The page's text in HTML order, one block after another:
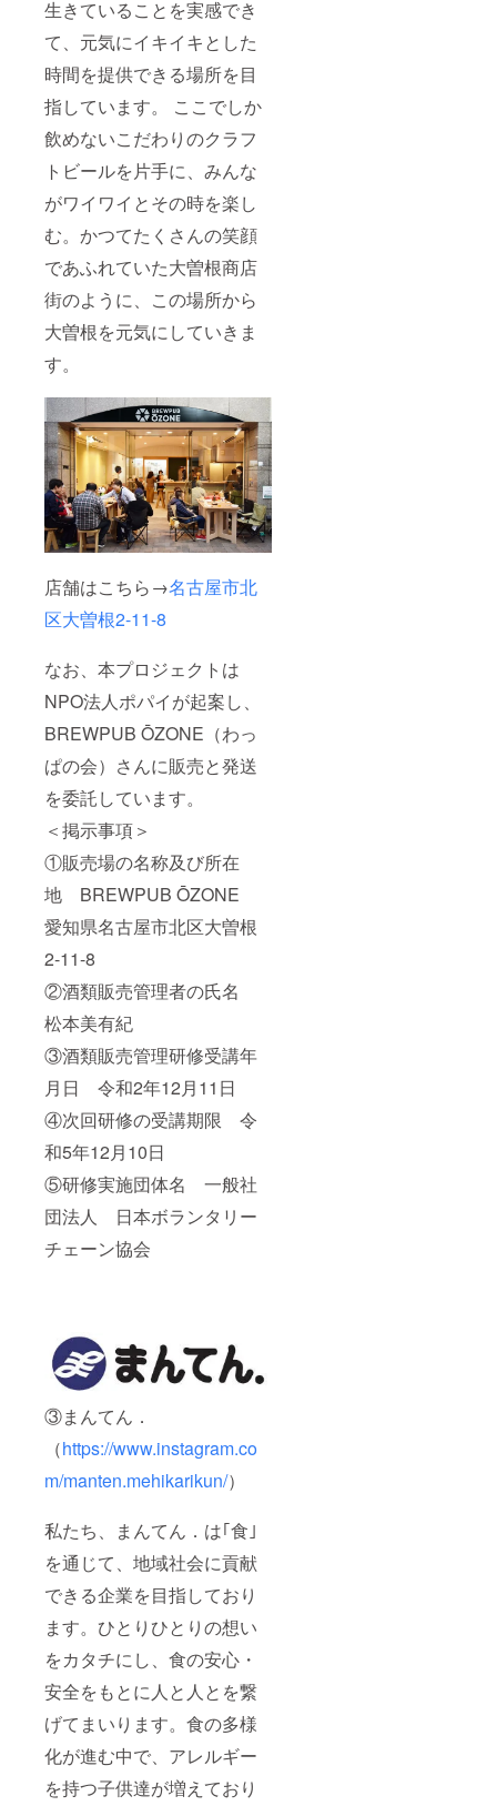
生きていることを実感でき
て、元気にイキイキとした
時間を提供できる場所を目
指しています。 ここでしか
飲めないこだわりのクラフ
トビールを片手に、みんな
がワイワイとその時を楽し
む。かつてたくさんの笑顔
であふれていた大曽根商店
街のように、この場所から
大曽根を元気にしていきま
す。
店舗はこちら→名古屋市北
区大曽根2-11-8
なお、本プロジェクトは
NPO法人ポパイが起案し、
BREWPUB ŌZONE（わっ
ぱの会）さんに販売と発送
を委託しています。
＜掲示事項＞
①販売場の名称及び所在
地 BREWPUB ŌZONE
愛知県名古屋市北区大曽根
2-11-8
②酒類販売管理者の氏名
松本美有紀
③酒類販売管理研修受講年
月日 令和2年12月11日
④次回研修の受講期限 令
和5年12月10日
⑤研修実施団体名 一般社
団法人 日本ボランタリー
チェーン協会
③まんてん．
（https://www.instagram.co
m/manten.mehikarikun/）
私たち、まんてん．は｢食｣
を通じて、地域社会に貢献
できる企業を目指しており
ます。ひとりひとりの想い
をカタチにし、食の安心・
安全をもとに人と人とを繋
げてまいります。食の多様
化が進む中で、アレルギー
を持つ子供達が増えており